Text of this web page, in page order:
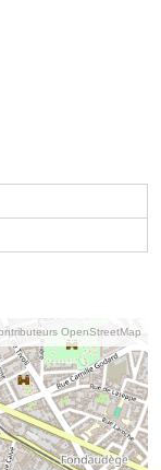
OpenStreetMap